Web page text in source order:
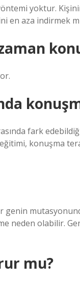
yoktur.
en aza indirmek
fark
konuşma
olabilir.
mu?